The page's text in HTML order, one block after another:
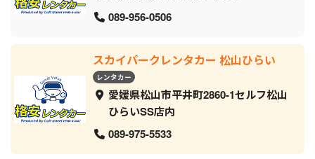
089-956-0506
スカイパークレンタカー 松山ひらい
レンタカー
愛媛県松山市平井町2860-1セルフ松山
ひらいSS店内
089-975-5533